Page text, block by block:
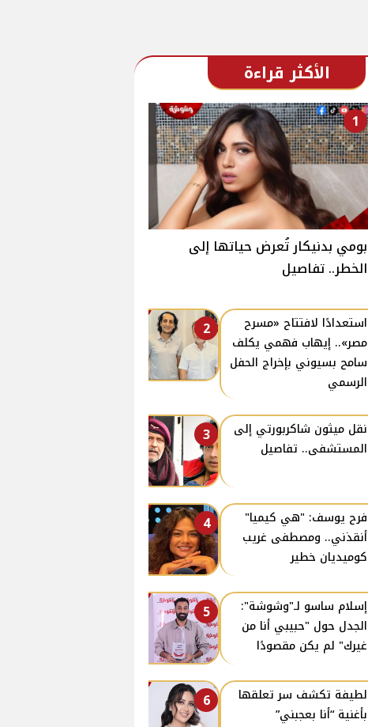
الأكثر قراءة
1
بومي بدنيكار تُعرض حياتها إلى
الخطر.. تفاصيل
2
استعدادًا لافتتاح «مسرح
مصر».. إيهاب فهمي يكلف
سامح بسيوني بإخراج الحفل
الرسمي
3
نقل ميثون شاكربورتي إلى
المستشفى.. تفاصيل
4
فرح يوسف: "هي كيميا"
أنقذني.. ومصطفى غريب
كوميديان خطير
5
إسلام ساسو لـ"وشوشة":
الجدل حول "حبيبي أنا من
غيرك" لم يكن مقصودًا
6
لطيفة تكشف سر تعلقها
بأغنية “أنا بعجبني”